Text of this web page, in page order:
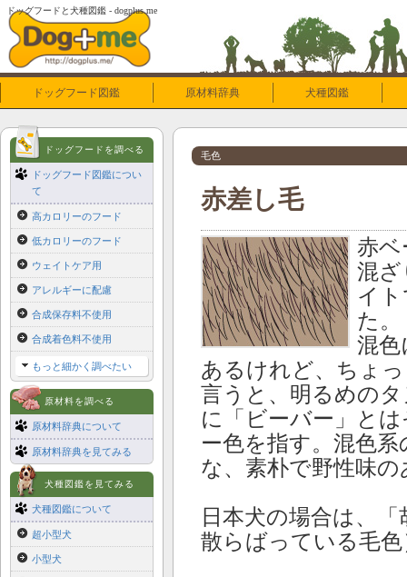
ドッグフードと犬種図鑑 - dogplus.me
ドッグフード図鑑 原材料辞典 犬種図鑑
毛色
赤差し毛
赤ベ
混ざ
イ
た。
混
あるけれど、ちょ
言うと、明るめの
に「ビーバー」と
ー色を指す。混色
な、素朴で野性味
日本犬の場合は、
散らばっている毛
ドッグフードを調べる
ドッグフード図鑑につい
て
高カロリーのフード
低カロリーのフード
ウェイトケア用
アレルギーに配慮
合成保存料不使用
合成着色料不使用
もっと細かく調べたい
原材料を調べる
原材料辞典について
原材料辞典を見てみる
犬種図鑑を見てみる
犬種図鑑について
超小型犬
小型犬